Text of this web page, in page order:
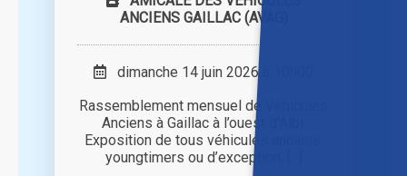
ANCIENS GAILLAC (AVAG)
dimanche 14 juin 2026 à 10h00
Rassemblement mensuel de Véhicules
Anciens à Gaillac à l’ouest d’Albi.
Exposition de tous véhicules anciens,
youngtimers ou d’exception, [...]